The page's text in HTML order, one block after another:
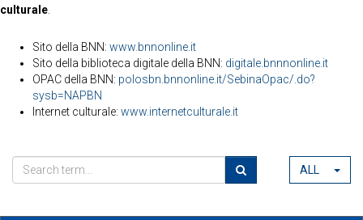
culturale
Sito della BNN: www.bnnonline.it
Sito della biblioteca digitale della BNN: digitale.bnnnonline.it
OPAC della BNN: polosbn.bnnonline.it/SebinaOpac/.do?
sysb=NAPBN
Internet culturale: www.internetculturale.it
ALL